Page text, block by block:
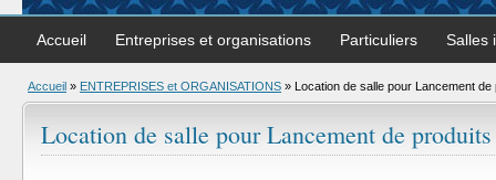
Accueil Entreprises et organisations Particuliers Salles
Accueil » ENTREPRISES et ORGANISATIONS » Location de salle pour Lancement de
Location de salle pour Lancement de